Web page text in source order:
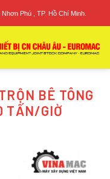
Phú , TP. Hồ Chí Minh.
BÊ TÔNG
TẤN/GIỜ